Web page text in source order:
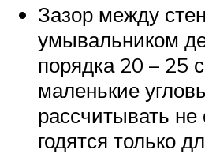
Зазор между
умывальником
порядка 20 – 25
маленькие
рассчитывать не
годятся только